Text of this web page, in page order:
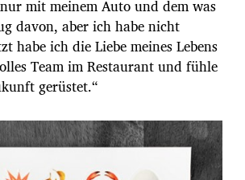
mit meinem Auto und dem was
davon, aber ich habe nicht
habe ich die Liebe meines Lebens
Team im Restaurant und fühle
gerüstet.“